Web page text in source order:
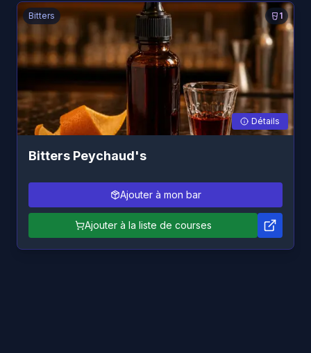
1
Bitters
Détails
Bitters Peychaud's
Ajouter à mon bar
Ajouter à la liste de courses